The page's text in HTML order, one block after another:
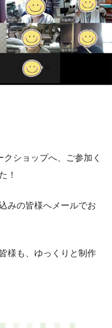
ショップへ、ご参加く
！
みの皆様へメールでお
様も、ゆっくりと制作